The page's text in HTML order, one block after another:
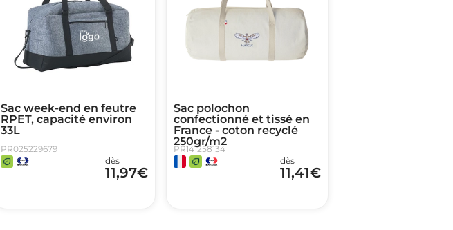
Sac week-end en feutre
RPET, capacité environ
33L
PR025229679
dès
11,97€
Sac polochon
confectionné et tissé en
France - coton recyclé
250gr/m2
PR141258134
dès
11,41€